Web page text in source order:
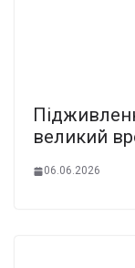
великий
06.06.2026